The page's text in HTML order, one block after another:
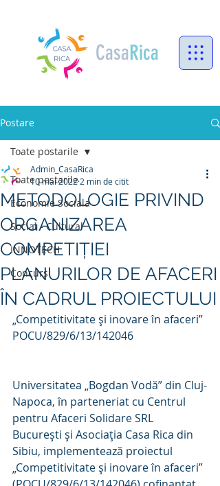
CasaRica
Postare
Toate postarile
Economie Sociala
Social - Cultural
INNOTECH
Concurs
Toate postarile
METODOLOGIE PRIVIND
ORGANIZAREA
COMPETIȚIEI
PLANURILOR DE AFACERI
ÎN CADRUL PROIECTULUI
Admin_CasaRica
10 mai 2022 2 min de citit
„Competitivitate și inovare în afaceri”
POCU/829/6/13/142046
Universitatea „Bogdan Vodă” din Cluj-
Napoca, în parteneriat cu Centrul
pentru Afaceri Solidare SRL
Bucureşti și Asociația Casa Rica din
Sibiu, implementează proiectul
„Competitivitate și inovare în afaceri”